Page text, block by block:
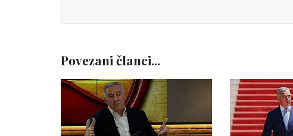
Povezani članci...